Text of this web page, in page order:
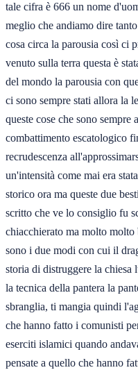
tale cifra è 666 un nome
meglio che andiamo dire
cosa circa la parousia così ci
venuto sulla terra questa è
del mondo la parousia con
ci sono sempre stati allora la
queste cose che sono
combattimento escatologico
recrudescenza
un'intensità come mai era
storico ora ma queste due
scritto che ve lo consiglio fu
chiacchierato ma molto molto
sono i due modi con cui il
storia di distruggere la chiesa
la tecnica della pantera la
sbranglia, ti mangia quindi
che hanno fatto i comunisti
eserciti islamici quando
pensate a quello che hanno